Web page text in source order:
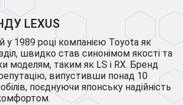
LEXUS
у 1989 році компанією Toyota як
швидко став синонімом якості та
моделям, таким як LS і RX. Бренд
випустивши понад 10
поєднуючи японську надійність